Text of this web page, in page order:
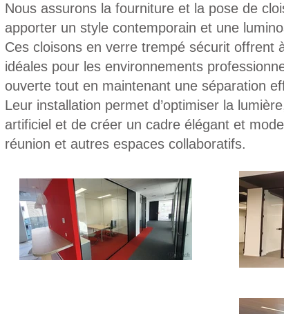
Nous assurons la fourniture et la pose de
apporter un style contemporain et une
Ces cloisons en verre trempé sécurit offrent
idéales pour les environnements
ouverte tout en maintenant une séparation
Leur installation permet d’optimiser la
artificiel et de créer un cadre élégant et
réunion et autres espaces collaboratifs.